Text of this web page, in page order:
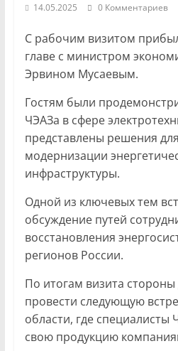
14.05.2025 0 Комментариев
С рабочим визитом
главе с министром
Эрвином Мусаевым.
Гостям были
ЧЭАЗа в сфере
представлены решения
модернизации
инфраструктуры.
Одной из ключевых тем
обсуждение путей
восстановления
регионов России.
По итогам визита
провести следующую
области, где специалисты
свою продукцию